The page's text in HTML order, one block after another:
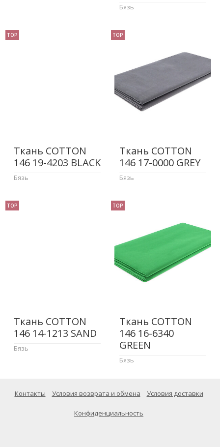
Бязь
TOP
Ткань COTTON
146 19-4203 BLACK
Бязь
TOP
Ткань COTTON
146 17-0000 GREY
Бязь
TOP
Ткань COTTON
146 14-1213 SAND
Бязь
TOP
Ткань COTTON
146 16-6340
GREEN
Бязь
Контакты Условия возврата и обмена Условия доставки
Конфиденциальность